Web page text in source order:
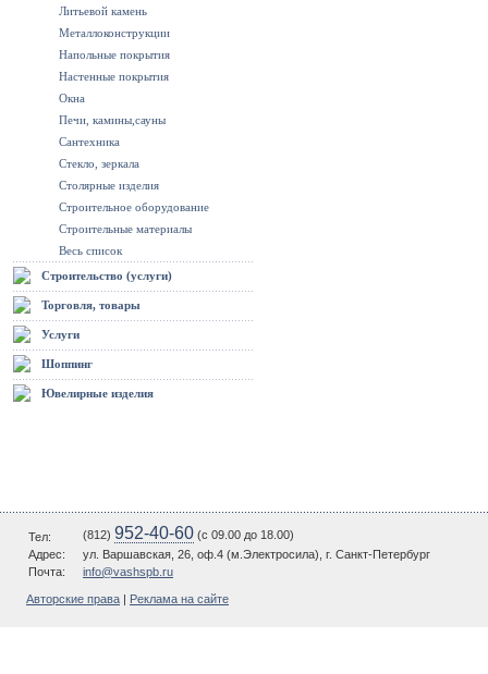
Литьевой камень
Металлоконструкции
Напольные покрытия
Настенные покрытия
Окна
Печи, камины,сауны
Сантехника
Стекло, зеркала
Столярные изделия
Строительное оборудование
Строительные материалы
Весь список
Строительство (услуги)
Торговля, товары
Услуги
Шоппинг
Ювелирные изделия
Тел: (812) 952-40-60 (c 09.00 до 18.00)
Адрес:
ул. Варшавская, 26, оф.4 (м.Электросила), г. Санкт-Петербург
Почта:
info@vashspb.ru
Авторские права Реклама на сайте